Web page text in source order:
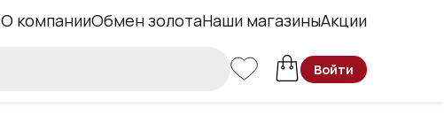
О компанииОбмен золотаНаши магазиныАкции
Войти